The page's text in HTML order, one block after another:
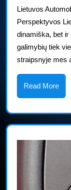
Lietuvos
Perspektyvos
dinamiška, bet ir
galimybių tiek
straipsnyje mes
Read MoreRead
More